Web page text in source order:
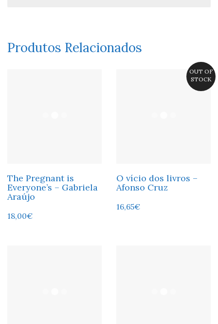
Produtos Relacionados
The Pregnant is
Everyone’s – Gabriela
Araújo
18,00€
OUT OF
STOCK
O vício dos livros –
Afonso Cruz
16,65€